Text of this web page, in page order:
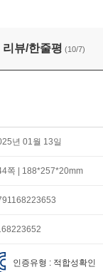
리뷰/한줄평 (10/7)
년 01월 13일
쪽 | 188*257*20mm
인증유형 : 적합성확인